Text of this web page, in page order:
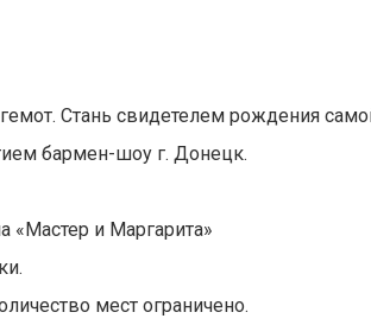
Стань свидетелем рождения
бармен-шоу г. Донецк.
«Мастер и Маргарита»
мест ограничено.